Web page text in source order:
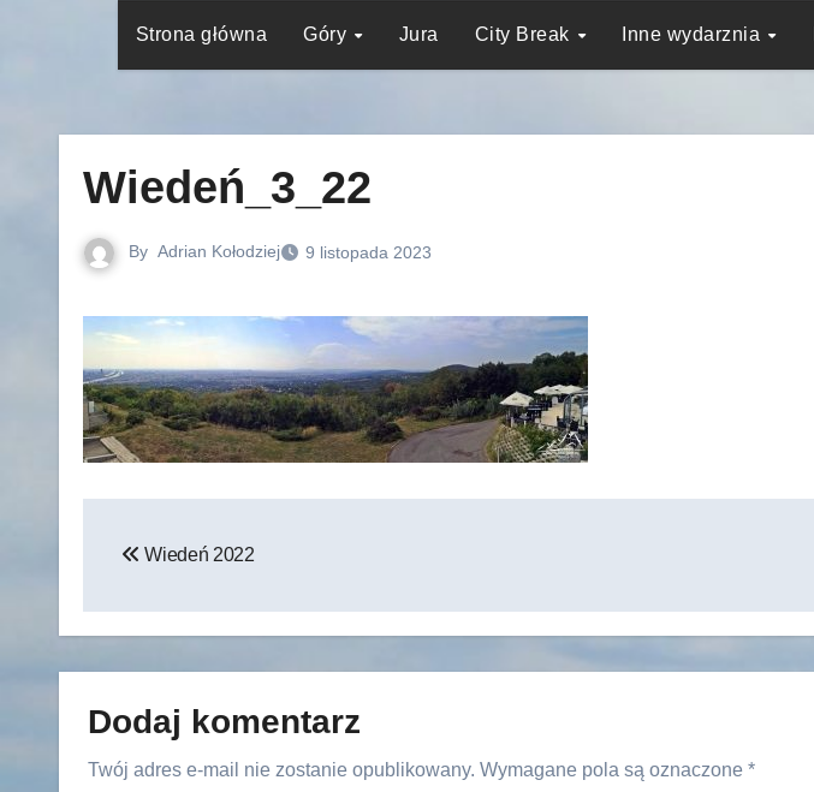
Strona główna Góry Jura City Break Inne wydarznia
Wiedeń_3_22
By Adrian Kołodziej 9 listopada 2023
wpisu
Wiedeń 2022
Dodaj komentarz
Twój adres e-mail nie zostanie opublikowany. Wymagane pola są oznaczone *